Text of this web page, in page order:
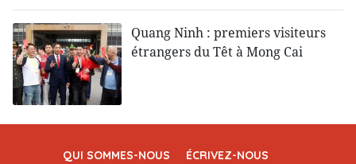
Quang Ninh : premiers visiteurs
étrangers du Têt à Mong Cai
QUI SOMMES-NOUS
ÉCRIVEZ-NOUS